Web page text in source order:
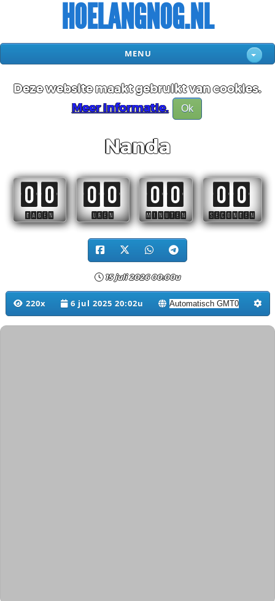
HOELANGNOG.NL
MENU
Deze website maakt gebruikt van cookies.
Meer informatie.
Ok
Nanda
00
DAGEN
00
UREN
00
MINUTEN
00
SECONDEN
15 juli 2026 00:00u
220x 6 jul 2025 20:02u